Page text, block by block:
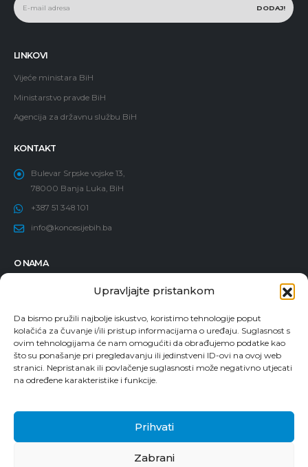
Upravljajte pristankom
Da bismo pružili najbolje iskustvo, koristimo tehnologije poput
kolačića za čuvanje i/ili pristup informacijama o uređaju. Suglasnost s
ovim tehnologijama će nam omogućiti da obrađujemo podatke kao
što su ponašanje pri pregledavanju ili jedinstveni ID-ovi na ovoj web
stranici. Nepristanak ili povlačenje suglasnosti može negativno utjecati
na određene karakteristike i funkcije.
Prihvati
Zabrani
LINKOVI
Vijeće ministara BiH
Ministarstvo pravde BiH
Agencija za državnu službu BiH
KONTAKT
Bulevar Srpske vojske 13,
78000 Banja Luka, BiH
+387 51 348 101
info@koncesijebih.ba
O NAMA
Članovi Komisije
Zaposleni
Vodič za pristup informacijama
Prijava korupcije